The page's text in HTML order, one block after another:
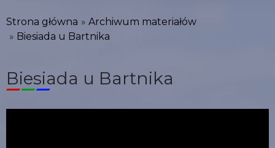
Strona główna
Archiwum materiałów
Biesiada u Bartnika
Biesiada u Bartnika